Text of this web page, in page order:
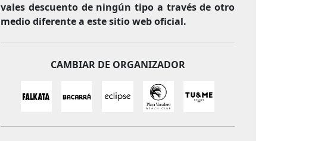
vales descuento de ningún tipo a través de otro
medio diferente a este sitio web oficial.
CAMBIAR DE ORGANIZADOR